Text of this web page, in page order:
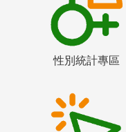
性別統計專區